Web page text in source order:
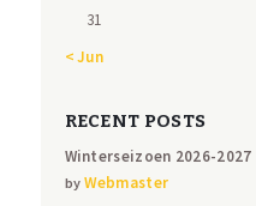
31
« Jun
RECENT POSTS
Winterseizoen 2026-2027
by Webmaster